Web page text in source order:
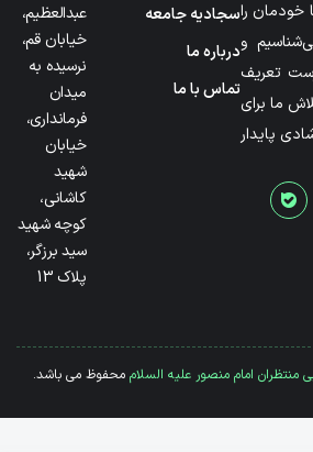
خودمان را
و
تعریف
ما برای
پایدار
سجادیه جامعه
درباره ما
تماس با ما
عبدالعظیم،
خیابان قم،
نرسیده به
میدان
فرمانداری،
خیابان
شهید
کاشانی،
کوچه شهید
سید برزگر،
پلاک 13
منتظران امام منصور علیه السلاممحفوظ می باشد.